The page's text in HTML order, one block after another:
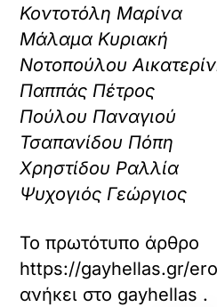
Κοντοτόλη Μαρίνα
Μάλαμα Κυριακή
Νοτοπούλου
Παππάς Πέτρος
Πούλου Παναγιού
Τσαπανίδου Πόπη
Χρηστίδου Ραλλία
Ψυχογιός Γεώργιος
Το πρωτότυπο άρθρο
https://gayhellas.gr/
ανήκει στο gayhellas .